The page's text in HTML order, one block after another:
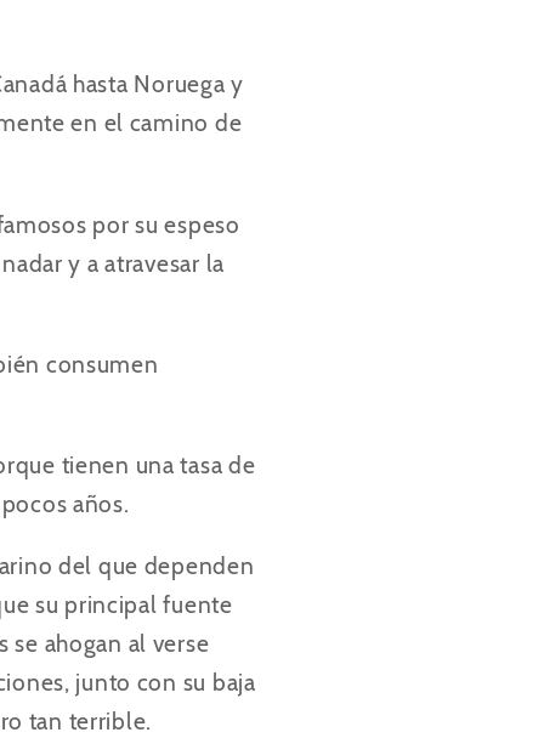
hasta Noruega y
en el camino de
por su espeso
y a atravesar la
consumen
tienen una tasa de
años.
del que dependen
su principal fuente
ahogan al verse
junto con su baja
tan terrible.